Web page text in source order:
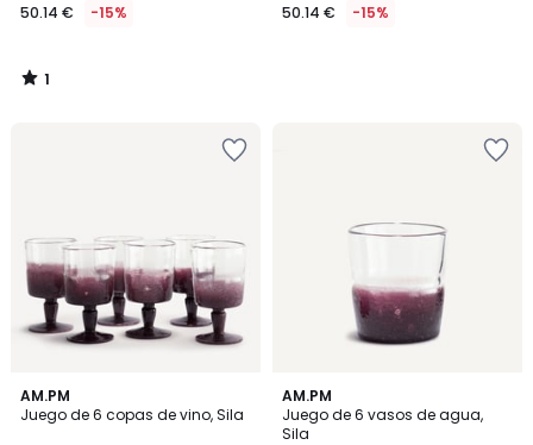
50.14 € -15%
1
/
50.14 € -15%
AM.PM
Juego de 6 copas de vino, Sila
5
/
AM.PM
Juego de 6 vasos de agua,
Sila
3
/
5